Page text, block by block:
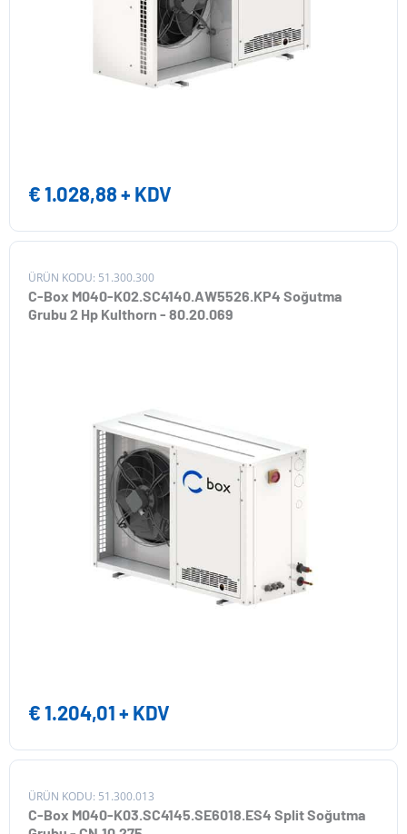
€1.028,88+ KDV
ÜRÜN KODU: 51.300.300
C-Box M040-K02.SC4140.AW5526.KP4 Soğutma
Grubu 2 Hp Kulthorn - 80.20.069
€1.204,01+ KDV
ÜRÜN KODU: 51.300.013
C-Box M040-K03.SC4145.SE6018.ES4 Split Soğutma